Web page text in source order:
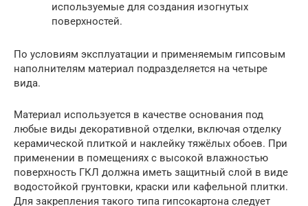
используемые для создания изогнутых
поверхностей.
По условиям эксплуатации и применяемым гипсовым
наполнителям материал подразделяется на четыре
вида.
Материал используется в качестве основания под
любые виды декоративной отделки, включая отделку
керамической плиткой и наклейку тяжёлых обоев. При
применении в помещениях с высокой влажностью
поверхность ГКЛ должна иметь защитный слой в виде
водостойкой грунтовки, краски или кафельной плитки.
Для закрепления такого типа гипсокартона следует